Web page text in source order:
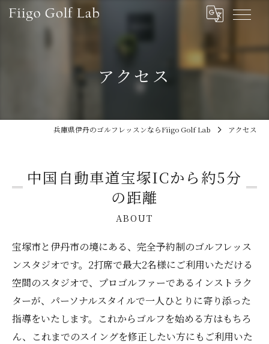
アクセス
兵庫県伊丹のゴルフレッスンならFiigo Golf Lab アクセス
中国自動車道宝塚ICから約5分
の距離
ABOUT
宝塚市と伊丹市の境にある、完全予約制のゴルフレッス
ンスタジオです。2打席で最大2名様にご利用いただける
空間のスタジオで、プロゴルファーであるインストラク
ターが、パーソナルスタイルで一人ひとりに寄り添った
指導をいたします。これからゴルフを始める方はもちろ
ん、これまでのスイングを修正したい方にもご利用いた